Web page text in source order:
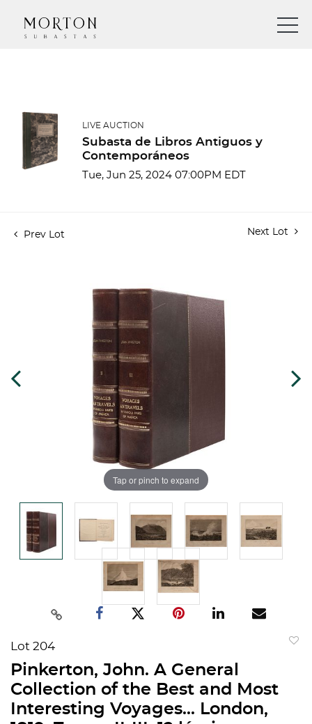
LIVE AUCTION
Subasta de Libros Antiguos y
Contemporáneos
Tue, Jun 25, 2024 07:00PM EDT
Prev Lot Next Lot
Tap or pinch to expand
Lot 204
Pinkerton, John. A General
Collection of the Best and Most
Interesting Voyages... London,